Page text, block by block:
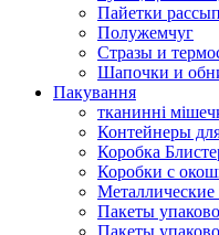
Пайетки
Полужемчуг
Стразы и
Шапочки и
Пакування
тканинні
Контейнеры
Коробка
Коробки с
Металлические
Пакеты
Пакеты